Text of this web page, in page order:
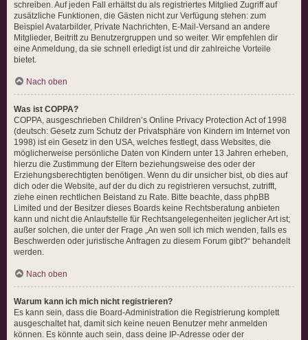
schreiben. Auf jeden Fall erhältst du als registriertes Mitglied Zugriff auf
zusätzliche Funktionen, die Gästen nicht zur Verfügung stehen: zum
Beispiel Avatarbilder, Private Nachrichten, E-Mail-Versand an andere
Mitglieder, Beitritt zu Benutzergruppen und so weiter. Wir empfehlen dir
eine Anmeldung, da sie schnell erledigt ist und dir zahlreiche Vorteile
bietet.
Nach oben
Was ist COPPA?
COPPA, ausgeschrieben Children’s Online Privacy Protection Act of 1998
(deutsch: Gesetz zum Schutz der Privatsphäre von Kindern im Internet von
1998) ist ein Gesetz in den USA, welches festlegt, dass Websites, die
möglicherweise persönliche Daten von Kindern unter 13 Jahren erheben,
hierzu die Zustimmung der Eltern beziehungsweise des oder der
Erziehungsberechtigten benötigen. Wenn du dir unsicher bist, ob dies auf
dich oder die Website, auf der du dich zu registrieren versuchst, zutrifft,
ziehe einen rechtlichen Beistand zu Rate. Bitte beachte, dass phpBB
Limited und der Besitzer dieses Boards keine Rechtsberatung anbieten
kann und nicht die Anlaufstelle für Rechtsangelegenheiten jeglicher Art ist;
außer solchen, die unter der Frage „An wen soll ich mich wenden, falls es
Beschwerden oder juristische Anfragen zu diesem Forum gibt?“ behandelt
werden.
Nach oben
Warum kann ich mich nicht registrieren?
Es kann sein, dass die Board-Administration die Registrierung komplett
ausgeschaltet hat, damit sich keine neuen Benutzer mehr anmelden
können. Es könnte auch sein, dass deine IP-Adresse oder der